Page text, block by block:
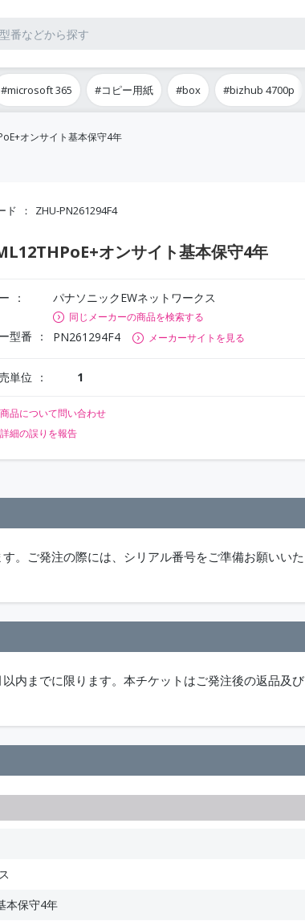
#microsoft 365 #コピー用紙 #box #bizhub 4700p
オンサイト基本保守4年
ド ZHU-PN261294F4
オンサイト基本保守4年
パナソニックEWネットワークス
同じメーカーの商品を検索する
型番 PN261294F4 メーカーサイトを見る
単位 1
品について問い合わせ
細の誤りを報告
。ご発注の際には、シリアル番号をご準備お願いいた
内までに限ります。本チケットはご発注後の返品及び
本保守4年